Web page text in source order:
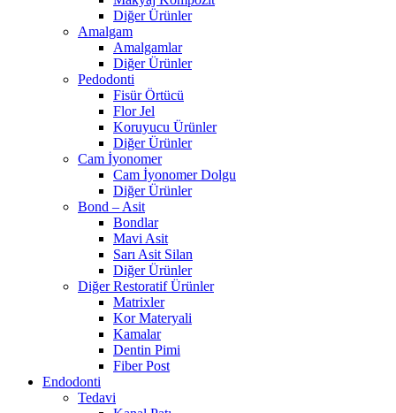
Diğer Ürünler
Amalgam
Amalgamlar
Diğer Ürünler
Pedodonti
Fisür Örtücü
Flor Jel
Koruyucu Ürünler
Diğer Ürünler
Cam İyonomer
Cam İyonomer Dolgu
Diğer Ürünler
Bond – Asit
Bondlar
Mavi Asit
Sarı Asit Silan
Diğer Ürünler
Diğer Restoratif Ürünler
Matrixler
Kor Materyali
Kamalar
Dentin Pimi
Fiber Post
Endodonti
Tedavi